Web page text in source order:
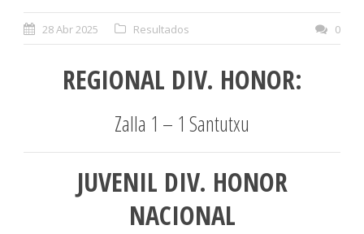
28 Abr 2025 Resultados 0
REGIONAL DIV. HONOR:
Zalla 1 – 1 Santutxu
JUVENIL DIV. HONOR
NACIONAL